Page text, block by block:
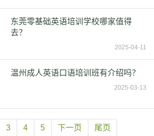
东莞零基础英语培训学校哪家值得
去？
2025-04-11
温州成人英语口语培训班有介绍吗？
2025-03-13
3 4 5 下一页 尾页